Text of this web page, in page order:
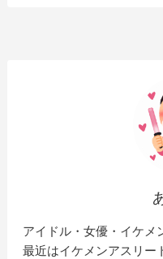
アイドル・女優・イケ
最近はイケメンアスリー